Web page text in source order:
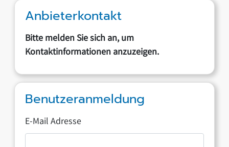
Anbieterkontakt
Bitte melden Sie sich an, um
Kontaktinformationen anzuzeigen.
Benutzeranmeldung
E-Mail Adresse